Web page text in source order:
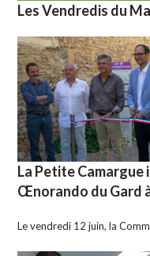
Les Vendredis du
La Petite Camargue
Œnorando du Gard
Le vendredi 12 juin, la